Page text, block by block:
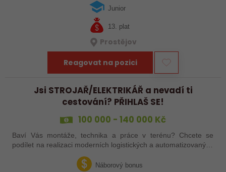
Pozice se zaměřuje především na…
Junior
13. plat
Prostějov
Reagovat na pozici
Jsi STROJAŘ/ELEKTRIKÁŘ a nevadí ti
cestování? PŘIHLAŠ SE!
100 000 - 140 000 Kč
Baví Vás montáže, technika a práce v terénu? Chcete se
podílet na realizaci moderních logistických a automatizovaných
servisní technik nebo…
Náborový bonus